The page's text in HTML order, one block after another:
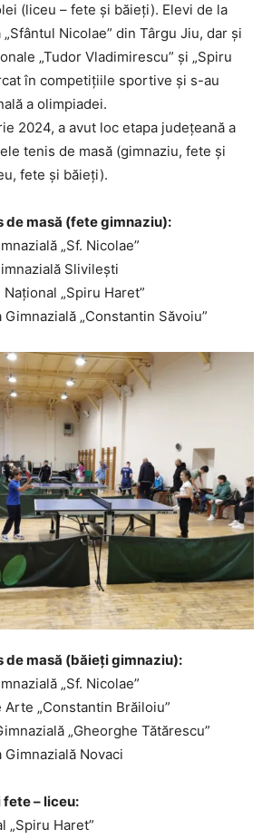
(liceu – fete și băieți). Elevi de la
Nicolae” din Târgu Jiu, dar și
„Tudor Vladimirescu” și „Spiru
în competițiile sportive și s-au
a olimpiadei.
2024, a avut loc etapa județeană a
tenis de masă (gimnaziu, fete și
fete și băieți).
de masă (fete gimnaziu):
„Sf. Nicolae”
Slivilești
„Spiru Haret”
„Constantin Săvoiu”
de masă (băieți gimnaziu):
„Sf. Nicolae”
Arte „Constantin Brăiloiu”
„Gheorghe Tătărescu”
Novaci
fete – liceu:
„Spiru Haret”